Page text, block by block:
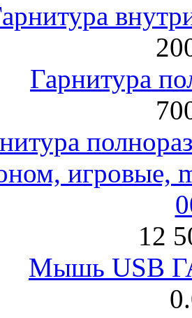
Гарнитура
игровые,
12
Мышь USB